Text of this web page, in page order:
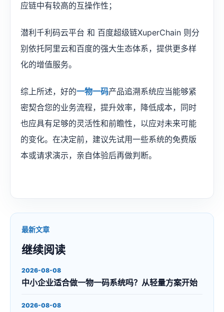
应链中有较高的互操作性；
潜利千利码云平台 和 百度超级链XuperChain 则分
别依托阿里云和百度的强大生态体系，提供更多样
化的增值服务。
综上所述，好的一物一码产品追溯系统应当能够紧
密契合您的业务流程，提升效率，降低成本，同时
也应具有足够的灵活性和前瞻性，以应对未来可能
的变化。在决定前，建议先试用一些系统的免费版
本或请求演示，亲自体验后再做判断。
最新文章
继续阅读
2026-08-08
中小企业适合做一物一码系统吗？从轻量方案开始
2026-08-08